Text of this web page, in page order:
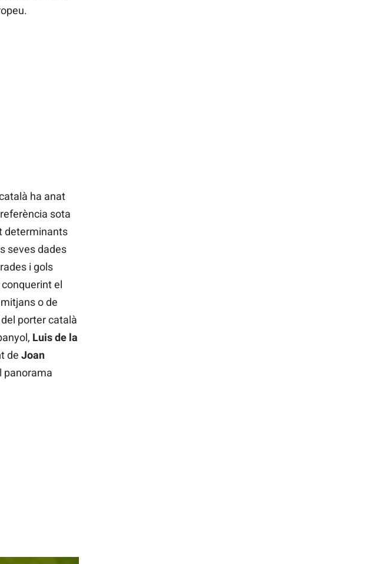
ha anat
sota
determinants
seves dades
i gols
el
o de
porter català
Luis de la
de Joan
panorama